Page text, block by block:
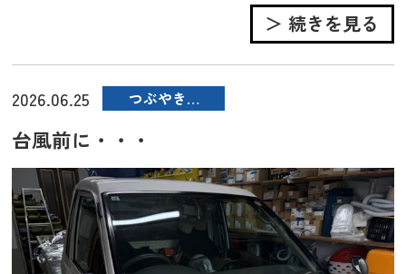
＞ 続きを見る
2026.06.25 つぶやき…
台風前に・・・